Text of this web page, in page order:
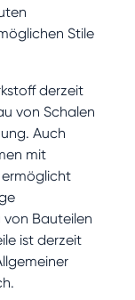
Stile
derzeit
von Schalen
Auch
mit
ermöglicht
von Bauteilen
ist derzeit